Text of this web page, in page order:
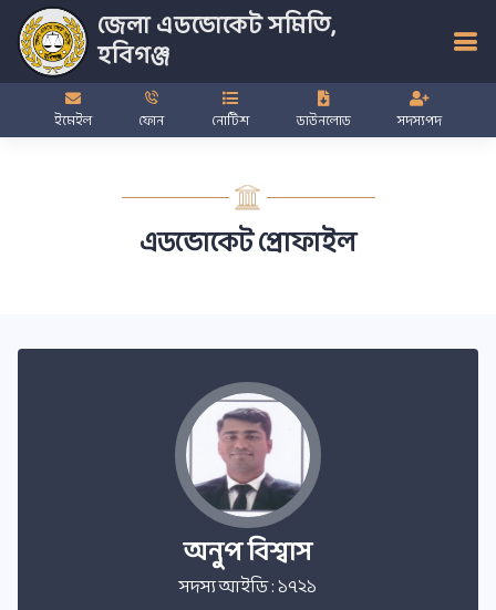
জেলা এডভোকেট সমিতি,
হবিগঞ্জ
ইমেইল ফোন নোটিশ ডাউনলোড সদস্যপদ
এডভোকেট প্রোফাইল
অনুপ বিশ্বাস
সদস্য আইডি : ১৭২১